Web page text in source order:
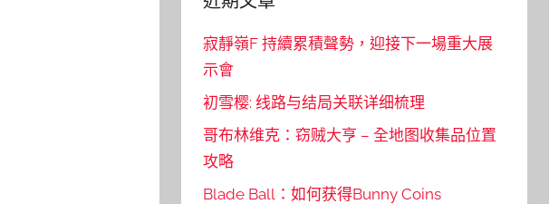
寂靜嶺F 持續累積聲勢，迎接下一場重大展
示會
初雪樱: 线路与结局关联详细梳理
哥布林维克：窃贼大亨 – 全地图收集品位置
攻略
Blade Ball：如何获得Bunny Coins